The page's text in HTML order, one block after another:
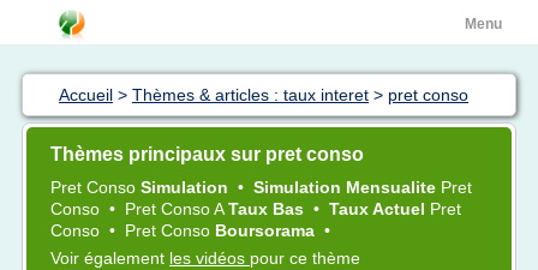
Menu
Accueil > Thèmes & articles : taux interet > pret conso
Thèmes principaux sur pret conso
Pret Conso Simulation • Simulation Mensualite Pret
Conso • Pret ConsoATaux Bas • Taux Actuel Pret
Conso • Pret Conso Boursorama •
Voir également les vidéos pour ce thème